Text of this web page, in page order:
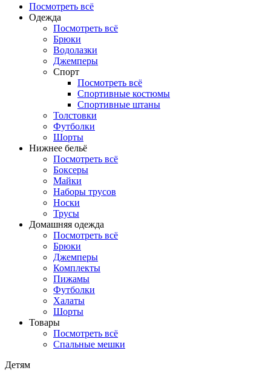
Посмотреть всё
Одежда
Посмотреть всё
Брюки
Водолазки
Джемперы
Спорт
Посмотреть всё
Спортивные костюмы
Спортивные штаны
Толстовки
Футболки
Шорты
Нижнее бельё
Посмотреть всё
Боксеры
Майки
Наборы трусов
Носки
Трусы
Домашняя одежда
Посмотреть всё
Брюки
Джемперы
Комплекты
Пижамы
Футболки
Халаты
Шорты
Товары
Посмотреть всё
Спальные мешки
Детям